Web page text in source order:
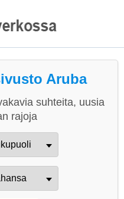
Aruba
suhteita, uusia
rajoja